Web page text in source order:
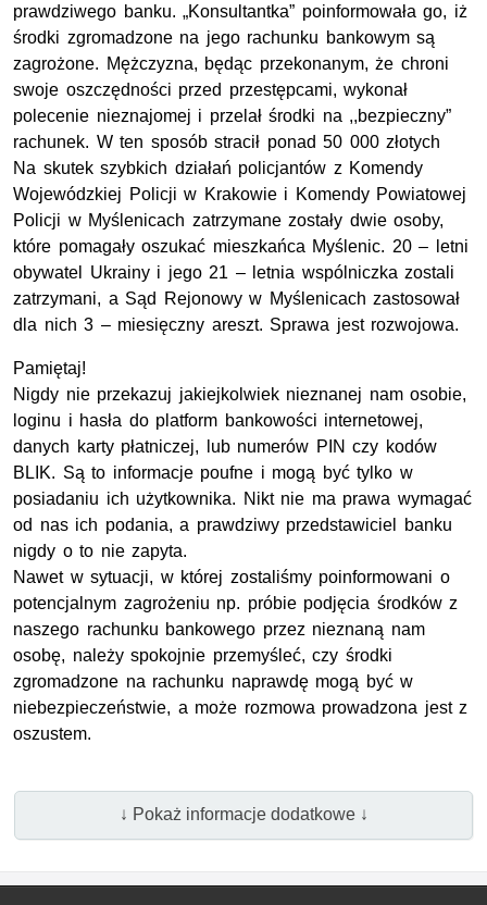
prawdziwego banku. „Konsultantka” poinformowała go, iż
środki zgromadzone na jego rachunku bankowym są
zagrożone. Mężczyzna, będąc przekonanym, że chroni
swoje oszczędności przed przestępcami, wykonał
polecenie nieznajomej i przelał środki na ,,bezpieczny”
rachunek. W ten sposób stracił ponad 50 000 złotych
Na skutek szybkich działań policjantów z Komendy
Wojewódzkiej Policji w Krakowie i Komendy Powiatowej
Policji w Myślenicach zatrzymane zostały dwie osoby,
które pomagały oszukać mieszkańca Myślenic. 20 – letni
obywatel Ukrainy i jego 21 – letnia wspólniczka zostali
zatrzymani, a Sąd Rejonowy w Myślenicach zastosował
dla nich 3 – miesięczny areszt. Sprawa jest rozwojowa.
Pamiętaj!
Nigdy nie przekazuj jakiejkolwiek nieznanej nam osobie,
loginu i hasła do platform bankowości internetowej,
danych karty płatniczej, lub numerów PIN czy kodów
BLIK. Są to informacje poufne i mogą być tylko w
posiadaniu ich użytkownika. Nikt nie ma prawa wymagać
od nas ich podania, a prawdziwy przedstawiciel banku
nigdy o to nie zapyta.
Nawet w sytuacji, w której zostaliśmy poinformowani o
potencjalnym zagrożeniu np. próbie podjęcia środków z
naszego rachunku bankowego przez nieznaną nam
osobę, należy spokojnie przemyśleć, czy środki
zgromadzone na rachunku naprawdę mogą być w
niebezpieczeństwie, a może rozmowa prowadzona jest z
oszustem.
↓ Pokaż informacje dodatkowe ↓